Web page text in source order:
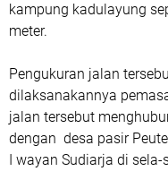
kampung kadulayung
meter.
Pengukuran jalan
dilaksanakannya
jalan tersebut
dengan desa pasir
I wayan Sudiarja di